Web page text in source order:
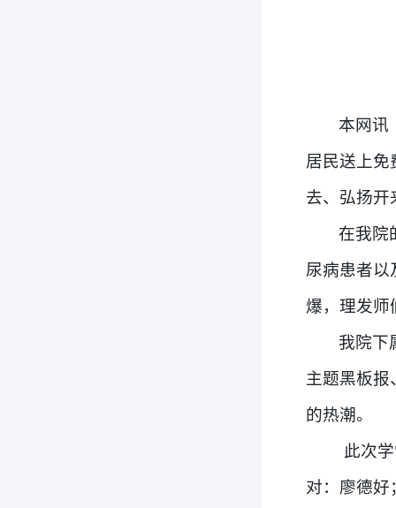
本网讯
居民送上免
去、弘扬开
在我院
尿病患者以
爆， 理发师
我院下
主题黑板报
的热潮。
此次
对：廖德好